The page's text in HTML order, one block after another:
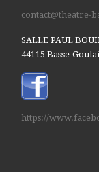
contact@theatre-
SALLE PAUL
44115 Basse-
https://